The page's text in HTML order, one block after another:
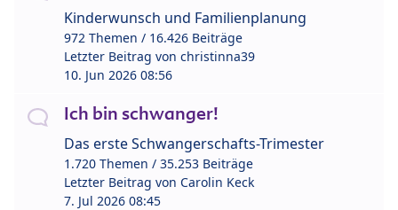
Kinderwunsch und Familienplanung
972 Themen / 16.426 Beiträge
Letzter Beitrag von christinna39
10. Jun 2026 08:56
Ich bin schwanger!
Das erste Schwangerschafts-Trimester
1.720 Themen / 35.253 Beiträge
Letzter Beitrag von Carolin Keck
7. Jul 2026 08:45